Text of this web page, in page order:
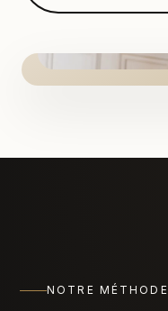
NOTRE MÉTHODE